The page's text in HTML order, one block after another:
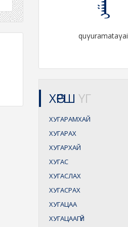
quγuramataγai
ХӨРШ ҮГ
ХУГАРАМХАЙ
ХУГАРАХ
ХУГАРХАЙ
ХУГАС
ХУГАСЛАХ
ХУГАСРАХ
ХУГАЦАА
ХУГАЦААГҮЙ